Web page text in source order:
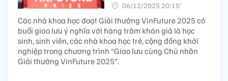
06/12/2025 20:15’
Các nhà khoa học đoạt Giải thưởng VinFuture 2025 có
buổi giao lưu ý nghĩa với hàng trăm khán giả là học
sinh, sinh viên, các nhà khoa học trẻ, cộng đồng khởi
nghiệp trong chương trình “Giao lưu cùng Chủ nhân
Giải thưởng VinFuture 2025”.